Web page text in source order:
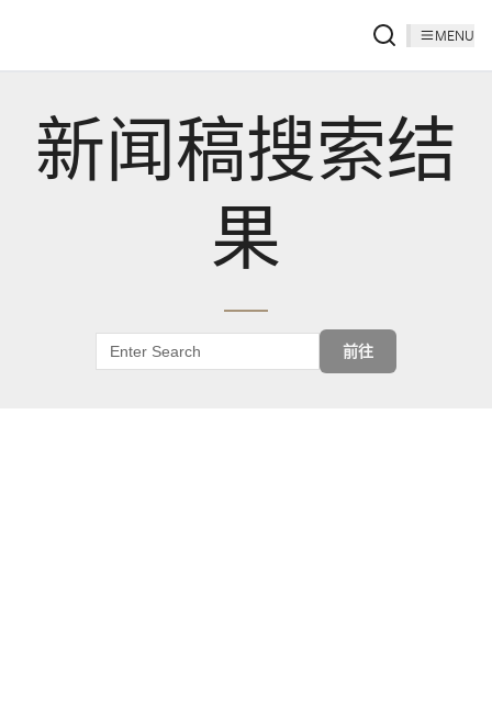
MENU
新闻稿搜索结
果
前往